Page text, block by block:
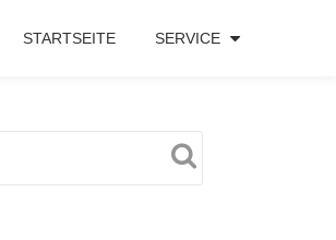
STARTSEITE SERVICE